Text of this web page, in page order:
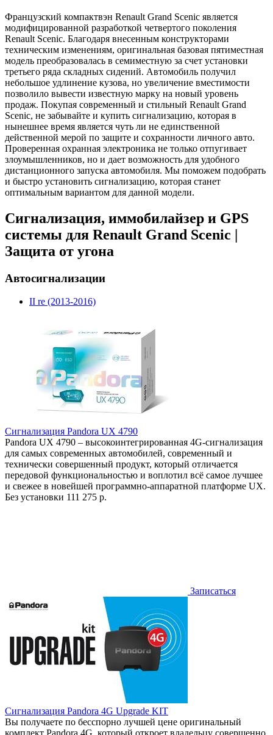
Французский компактвэн Renault Grand Scenic является
модифицированной разработкой четвертого поколения
Renault Scenic. Благодаря внесенным конструкторами
техническим изменениям, оригинальная базовая пятиместная
модель преобразовалась в семиместную за счет установки
третьего ряда складных сидений. Автомобиль получил
небольшое удлинение кузова, но увеличение вместимости
позволило вывести известную марку на новый уровень
продаж. Покупая современный и стильный Renault Grand
Scenic, не забывайте и купить сигнализацию, которая в
нынешнее время является чуть ли не единственной
действенной мерой по защите и сохранности личного авто.
Проверенная охранная электроника не только отпугивает
злоумышленников, но и дает возможность для удобного
дистанционного запуска автомобиля. Мы поможем подобрать
и быстро установить сигнализацию, которая станет
оптимальным вариантом для данной модели.
Сигнализация, иммобилайзер и GPS
системы для Renault Grand Scenic |
Защита от угона
Автосигнализации
II re (2013-2016)
Сигнализация Pandora UX 4790
Pandora UX 4790 – высокоинтегрированная 4G-сигнализация
для самых современных автомобилей, современный и
технически совершенный продукт, который отличается
передовой функциональностью и воплотил всё самое лучшее
и свежее в новейшей программно-аппаратной платформе UX.
Без установки 111 275 р.
Записаться
Сигнализация Pandora 4G Upgrade KIT
Вы получаете по бесспорно лучшей цене оригинальный